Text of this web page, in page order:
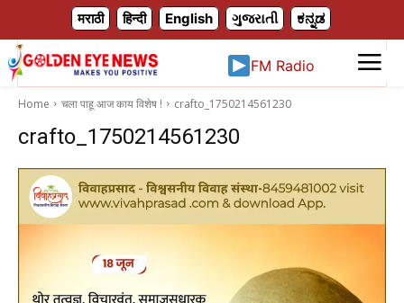
मराठी हिन्दी English ગુજરાતી ಕನ್ನಡ
FM Radio
Home चला पाहू आज काय विशेष ! crafto_1750214561230
crafto_1750214561230